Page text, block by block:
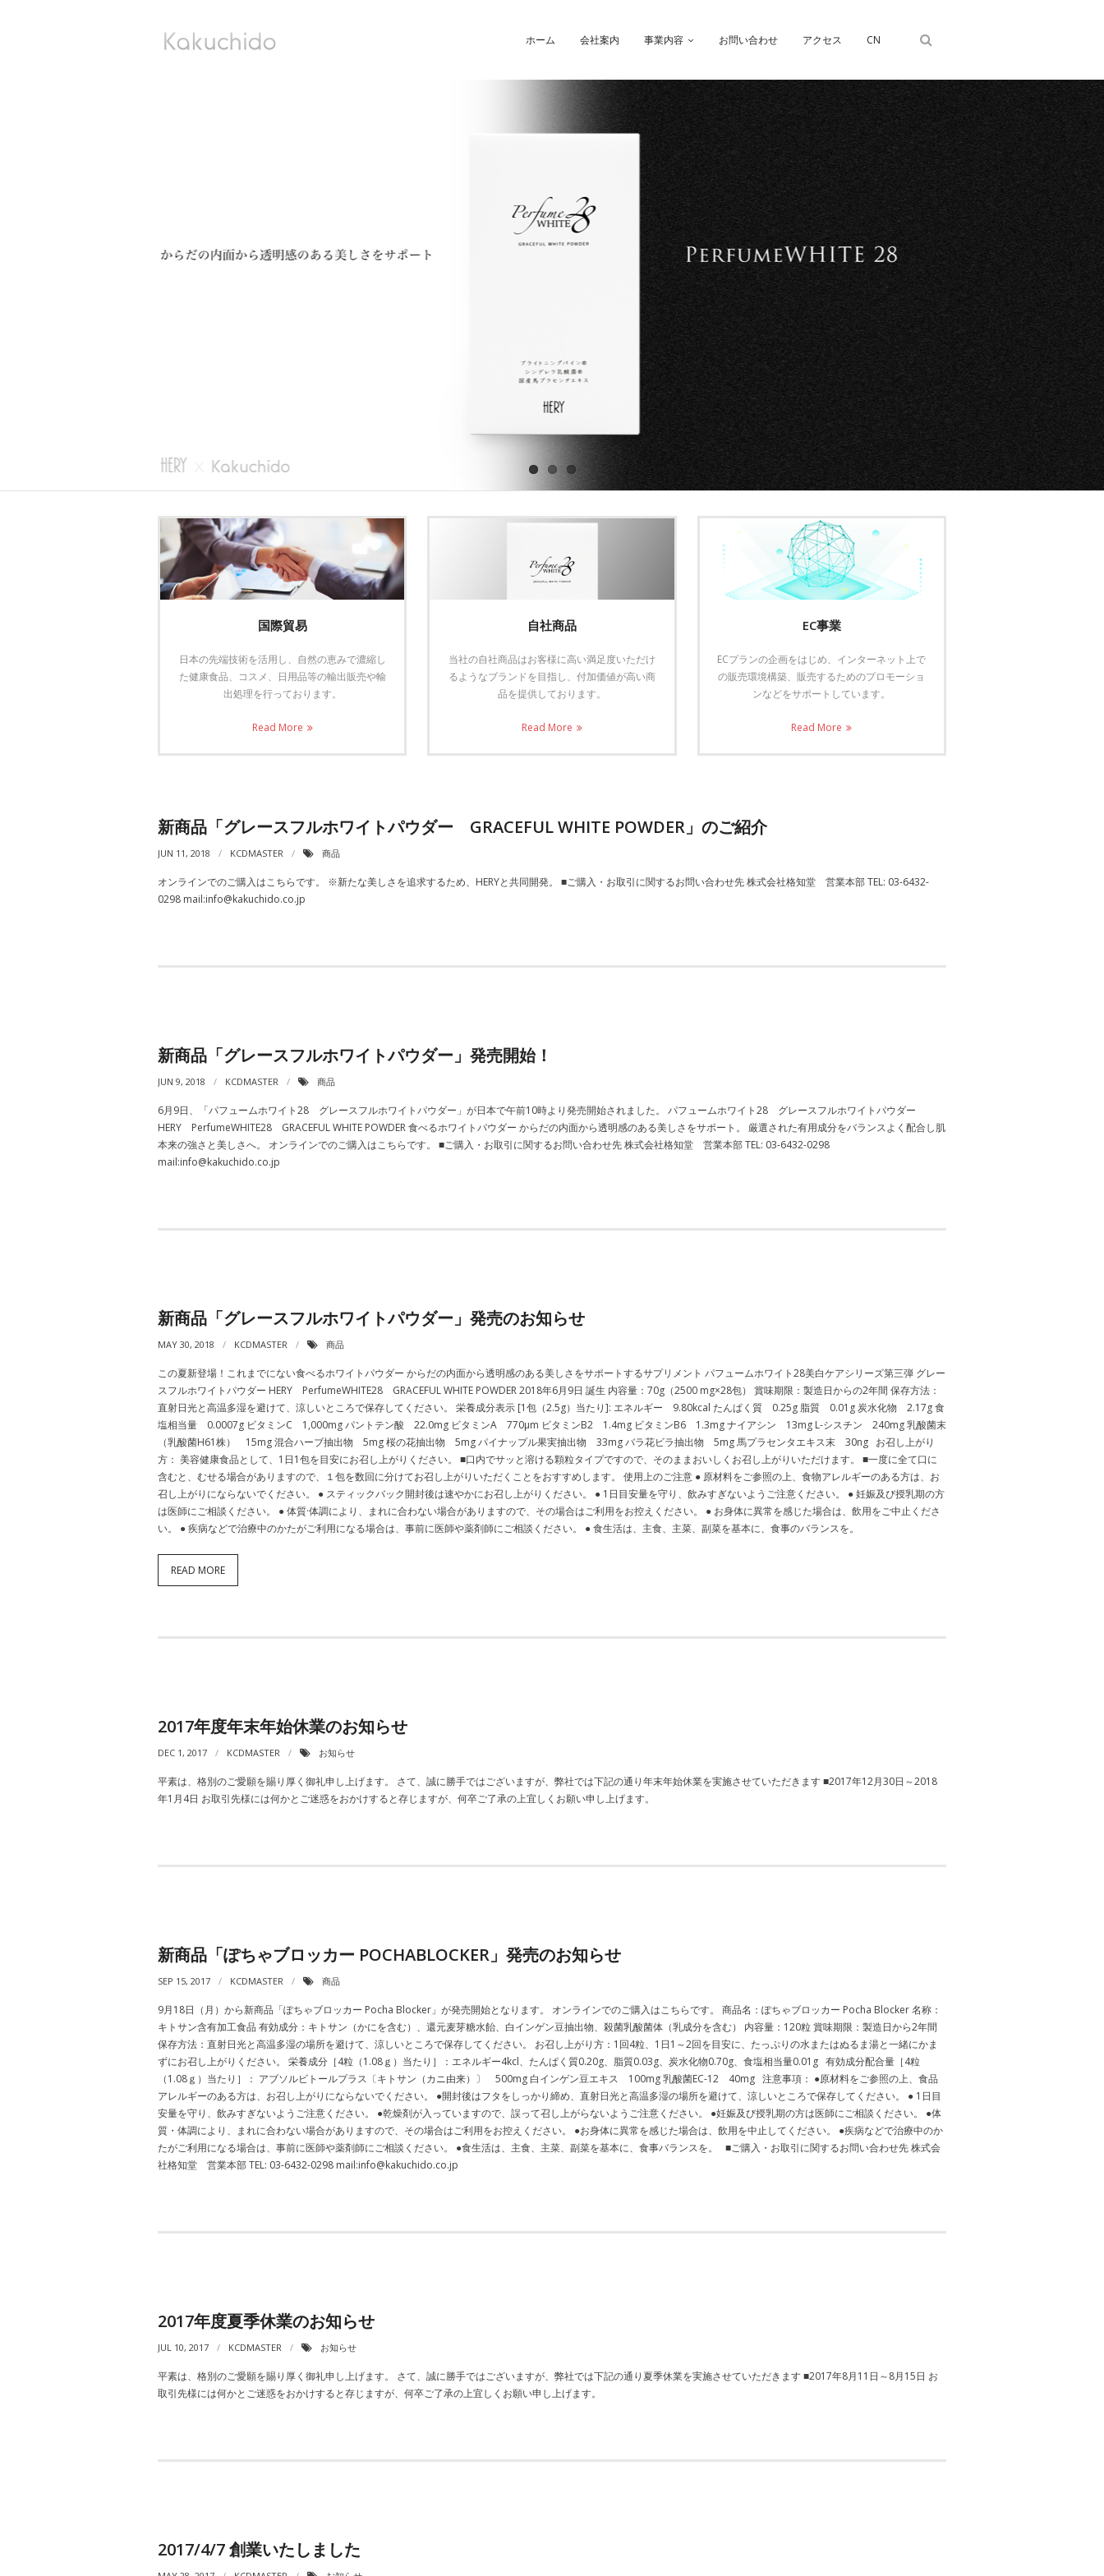
ホーム 会社案内 事業内容 お問い合わせ アクセス CN
国際貿易
日本の先端技術を活用し、自然の恵みで濃縮し
た健康食品、コスメ、日用品等の輸出販売や輸
出処理を行っております。
Read More
自社商品
当社の自社商品はお客様に高い満足度いただけ
るようなブランドを目指し、付加価値が高い商
品を提供しております。
Read More
EC事業
ECプランの企画をはじめ、インターネット上で
の販売環境構築、販売するためのプロモーショ
ンなどをサポートしています。
Read More
新商品「グレースフルホワイトパウダー GRACEFUL WHITE POWDER」のご紹介
JUN 11, 2018 KCDMASTER 商品
オンラインでのご購入はこちらです。 ※新たな美しさを追求するため、HERYと共同開発。 ■ご購入・お取引に関するお問い合わせ先 株式会社格知堂 営業本部 TEL: 03-6432-
0298 mail:info@kakuchido.co.jp
新商品「グレースフルホワイトパウダー」発売開始！
JUN 9, 2018 KCDMASTER 商品
6月9日、「パフュームホワイト28 グレースフルホワイトパウダー」が日本で午前10時より発売開始されました。 パフュームホワイト28 グレースフルホワイトパウダー
HERY PerfumeWHITE28 GRACEFUL WHITE POWDER 食べるホワイトパウダー からだの内面から透明感のある美しさをサポート。 厳選された有用成分をバランスよく配合し肌
本来の強さと美しさへ。 オンラインでのご購入はこちらです。 ■ご購入・お取引に関するお問い合わせ先 株式会社格知堂 営業本部 TEL: 03-6432-0298
mail:info@kakuchido.co.jp
新商品「グレースフルホワイトパウダー」発売のお知らせ
MAY 30, 2018 KCDMASTER 商品
この夏新登場！これまでにない食べるホワイトパウダー からだの内面から透明感のある美しさをサポートするサプリメント パフュームホワイト28美白ケアシリーズ第三弾 グレー
スフルホワイトパウダー HERY PerfumeWHITE28 GRACEFUL WHITE POWDER 2018年6月9日 誕生 内容量：70g（2500 mg×28包） 賞味期限：製造日からの2年間 保存方法：
直射日光と高温多湿を避けて、涼しいところで保存してください。 栄養成分表示 [1包（2.5g）当たり]: エネルギー 9.80kcal たんぱく質 0.25g 脂質 0.01g 炭水化物 2.17g 食
塩相当量 0.0007g ビタミンC 1,000mg パントテン酸 22.0mg ビタミンA 770µm ビタミンB2 1.4mg ビタミンB6 1.3mg ナイアシン 13mg L-シスチン 240mg 乳酸菌末
（乳酸菌H61株） 15mg 混合ハーブ抽出物 5mg 桜の花抽出物 5mg パイナップル果実抽出物 33mg バラ花ビラ抽出物 5mg 馬プラセンタエキス末 30ng お召し上がり
方： 美容健康食品として、1日1包を目安にお召し上がりください。 ■口内でサッと溶ける顆粒タイプですので、そのままおいしくお召し上がりいただけます。 ■一度に全て口に
含むと、むせる場合がありますので、１包を数回に分けてお召し上がりいただくことをおすすめします。 使用上のご注意 ● 原材料をご参照の上、食物アレルギーのある方は、お
召し上がりにならないでください。 ● スティックバック開封後は速やかにお召し上がりください。 ● 1日目安量を守り、飲みすぎないようご注意ください。 ● 妊娠及び授乳期の方
は医師にご相談ください。 ● 体質·体調により、まれに合わない場合がありますので、その場合はご利用をお控えください。 ● お身体に異常を感じた場合は、飲用をご中止くださ
い。 ● 疾病などで治療中のかたがご利用になる場合は、事前に医師や薬剤師にご相談ください。 ● 食生活は、主食、主菜、副菜を基本に、食事のバランスを。
READ MORE
2017年度年末年始休業のお知らせ
DEC 1, 2017 KCDMASTER お知らせ
平素は、格別のご愛願を賜り厚く御礼申し上げます。 さて、誠に勝手ではございますが、弊社では下記の通り年末年始休業を実施させていただきます ■2017年12月30日～2018
年1月4日 お取引先様には何かとご迷惑をおかけすると存じますが、何卒ご了承の上宜しくお願い申し上げます。
新商品「ぽちゃブロッカー POCHABLOCKER」発売のお知らせ
SEP 15, 2017 KCDMASTER 商品
9月18日（月）から新商品「ぽちゃブロッカー Pocha Blocker」が発売開始となります。 オンラインでのご購入はこちらです。 商品名：ぽちゃブロッカー Pocha Blocker 名称：
キトサン含有加工食品 有効成分：キトサン（かにを含む）、還元麦芽糖水飴、白インゲン豆抽出物、殺菌乳酸菌体（乳成分を含む） 内容量：120粒 賞味期限：製造日から2年間
保存方法：直射日光と高温多湿の場所を避けて、涼しいところで保存してください。 お召し上がり方：1回4粒、1日1～2回を目安に、たっぷりの水またはぬるま湯と一緒にかま
ずにお召し上がりください。 栄養成分［4粒（1.08ｇ）当たり］：エネルギー4kcl、たんぱく質0.20g、脂質0.03g、炭水化物0.70g、食塩相当量0.01g 有効成分配合量［4粒
（1.08ｇ）当たり］： アブソルビトールプラス〔キトサン（カニ由来）〕 500mg 白インゲン豆エキス 100mg 乳酸菌EC-12 40mg 注意事項： ●原材料をご参照の上、食品
アレルギーのある方は、お召し上がりにならないでください。 ●開封後はフタをしっかり締め、直射日光と高温多湿の場所を避けて、涼しいところで保存してください。 ● 1日目
安量を守り、飲みすぎないようご注意ください。 ●乾燥剤が入っていますので、誤って召し上がらないようご注意ください。 ●妊娠及び授乳期の方は医師にご相談ください。 ●体
質・体調により、まれに合わない場合がありますので、その場合はご利用をお控えください。 ●お身体に異常を感じた場合は、飲用を中止してください。 ●疾病などで治療中のか
たがご利用になる場合は、事前に医師や薬剤師にご相談ください。 ●食生活は、主食、主菜、副菜を基本に、食事バランスを。 ■ご購入・お取引に関するお問い合わせ先 株式会
社格知堂 営業本部 TEL: 03-6432-0298 mail:info@kakuchido.co.jp
2017年度夏季休業のお知らせ
JUL 10, 2017 KCDMASTER お知らせ
平素は、格別のご愛願を賜り厚く御礼申し上げます。 さて、誠に勝手ではございますが、弊社では下記の通り夏季休業を実施させていただきます ■2017年8月11日～8月15日 お
取引先様には何かとご迷惑をおかけすると存じますが、何卒ご了承の上宜しくお願い申し上げます。
2017/4/7 創業いたしました